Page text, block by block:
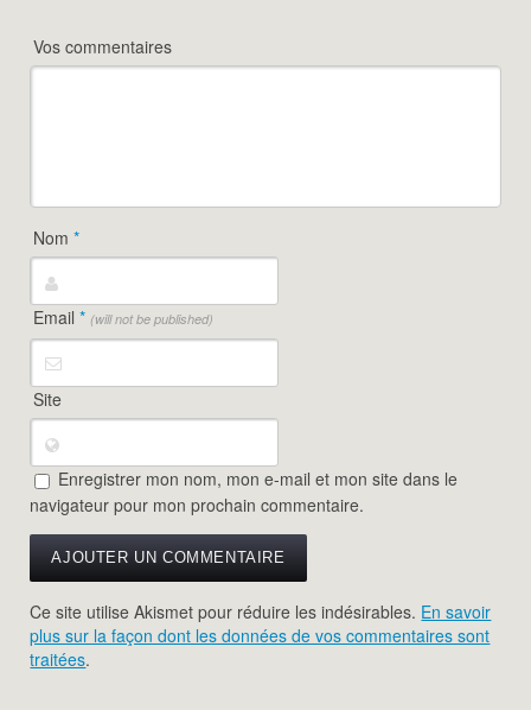
Vos commentaires
Nom*
Email* (will not be published)
Site
Enregistrer mon nom, mon e-mail et mon site dans le
navigateur pour mon prochain commentaire.
Ce site utilise Akismet pour réduire les indésirables. En savoir
plus sur la façon dont les données de vos commentaires sont
traitées.